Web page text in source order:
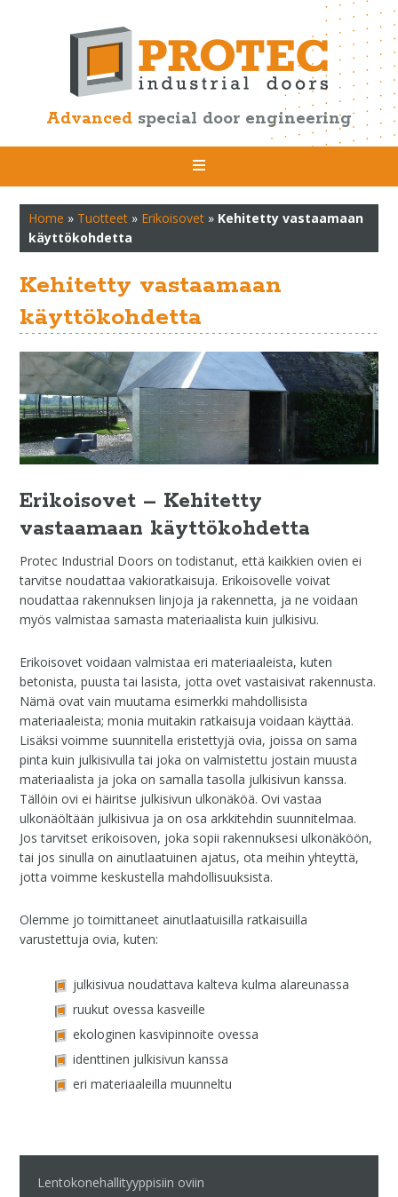
Advanced special door engineering
Home » Tuotteet » Erikoisovet » Kehitetty vastaamaan
käyttökohdetta
Kehitetty vastaamaan
käyttökohdetta
Erikoisovet – Kehitetty
vastaamaan käyttökohdetta
Protec Industrial Doors on todistanut, että kaikkien ovien ei
tarvitse noudattaa vakioratkaisuja. Erikoisovelle voivat
noudattaa rakennuksen linjoja ja rakennetta, ja ne voidaan
myös valmistaa samasta materiaalista kuin julkisivu.
Erikoisovet voidaan valmistaa eri materiaaleista, kuten
betonista, puusta tai lasista, jotta ovet vastaisivat rakennusta.
Nämä ovat vain muutama esimerkki mahdollisista
materiaaleista; monia muitakin ratkaisuja voidaan käyttää.
Lisäksi voimme suunnitella eristettyjä ovia, joissa on sama
pinta kuin julkisivulla tai joka on valmistettu jostain muusta
materiaalista ja joka on samalla tasolla julkisivun kanssa.
Tällöin ovi ei häiritse julkisivun ulkonäköä. Ovi vastaa
ulkonäöltään julkisivua ja on osa arkkitehdin suunnitelmaa.
Jos tarvitset erikoisoven, joka sopii rakennuksesi ulkonäköön,
tai jos sinulla on ainutlaatuinen ajatus, ota meihin yhteyttä,
jotta voimme keskustella mahdollisuuksista.
Olemme jo toimittaneet ainutlaatuisilla ratkaisuilla
varustettuja ovia, kuten:
julkisivua noudattava kalteva kulma alareunassa
ruukut ovessa kasveille
ekologinen kasvipinnoite ovessa
identtinen julkisivun kanssa
eri materiaaleilla muunneltu
Lentokonehallityyppisiin oviin